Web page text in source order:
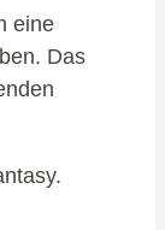
eine
Das